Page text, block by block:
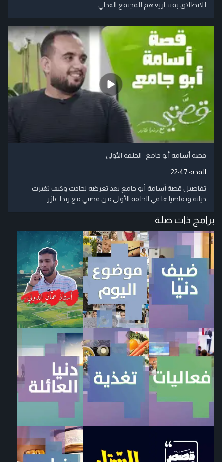
للانطلاق بمشاريعهم للمجتمع المحلي ....
قصة أسامة أبو جامع- الحلقة الأولى
المدة:22:47
تفاصيل قصة أسامة أبو جامع بعد تعرضه لحادث وكيف تغيرت
حياته وتفاصيلها في الحلقة الأولى من قصتي مع رندا عازر
برامج ذات صلة